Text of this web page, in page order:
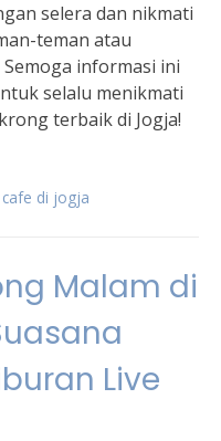
selera dan nikmati
teman atau
informasi ini
selalu menikmati
terbaik di Jogja!
di jogja
Malam di
Live